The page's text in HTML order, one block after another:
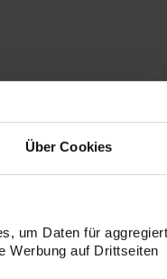
Über Cookies
um Daten für
Werbung auf Drittseiten